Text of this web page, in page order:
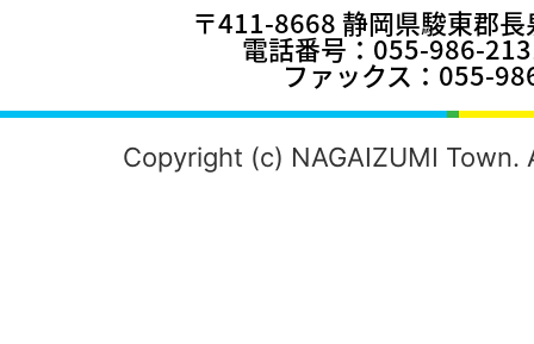
〒411-8668 静岡県駿東郡
電話番号：055-986-
ファックス：055-
Copyright (c) NAGAIZUMI Town.